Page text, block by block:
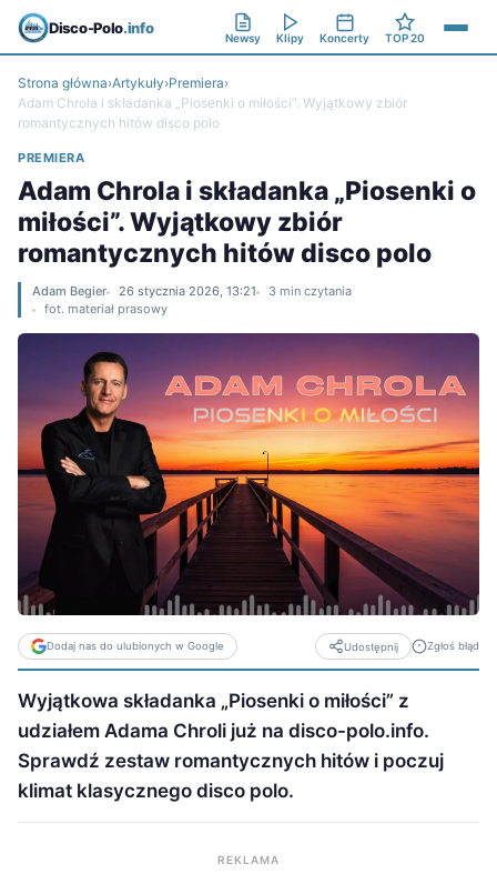
Disco-Polo.info
Newsy Klipy Koncerty TOP 20
Strona główna›Artykuły›Premiera›
Adam Chrola i składanka „Piosenki o miłości”. Wyjątkowy zbiór
romantycznych hitów disco polo
PREMIERA
Adam Chrola i składanka „Piosenki o
miłości”. Wyjątkowy zbiór
romantycznych hitów disco polo
Adam Begier 26 stycznia 2026, 13:21
3 min czytania
fot. materiał prasowy
Dodaj nas do ulubionych w Google Udostępnij Zgłoś błąd
Wyjątkowa składanka „Piosenki o miłości” z
udziałem Adama Chroli już na disco-polo.info.
Sprawdź zestaw romantycznych hitów i poczuj
klimat klasycznego disco polo.
REKLAMA